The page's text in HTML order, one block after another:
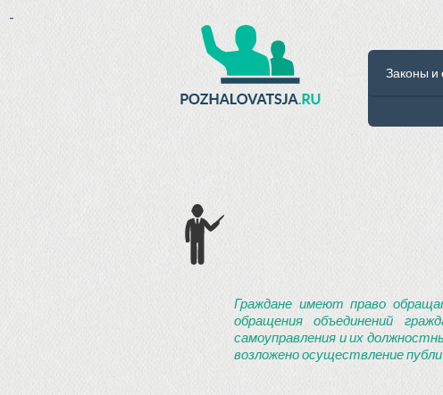
Законы и
Граждане имеют право
обращения объединений
самоуправления и их
возложено осуществление
-